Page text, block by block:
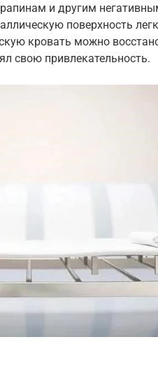
и другим
поверхность
кровать можно
свою привлекательность.